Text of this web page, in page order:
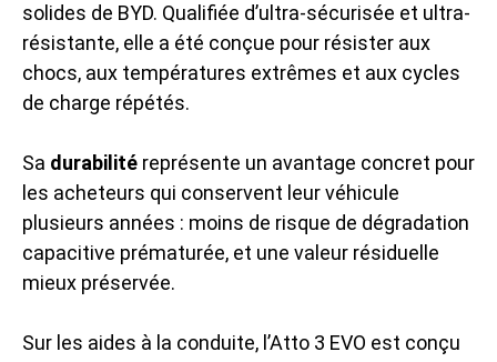
solides de BYD. Qualifiée d’ultra-sécurisée et ultra-
résistante, elle a été conçue pour résister aux
chocs, aux températures extrêmes et aux cycles
de charge répétés.
Sa durabilité représente un avantage concret pour
les acheteurs qui conservent leur véhicule
plusieurs années : moins de risque de dégradation
capacitive prématurée, et une valeur résiduelle
mieux préservée.
Sur les aides à la conduite, l’Atto 3 EVO est conçu